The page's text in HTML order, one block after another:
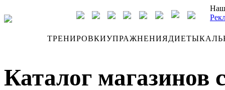
ТРЕНИРОВКИУПРАЖНЕНИЯДИЕТЫ
Каталог магазинов